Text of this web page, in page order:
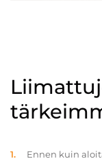
Ennen kuin